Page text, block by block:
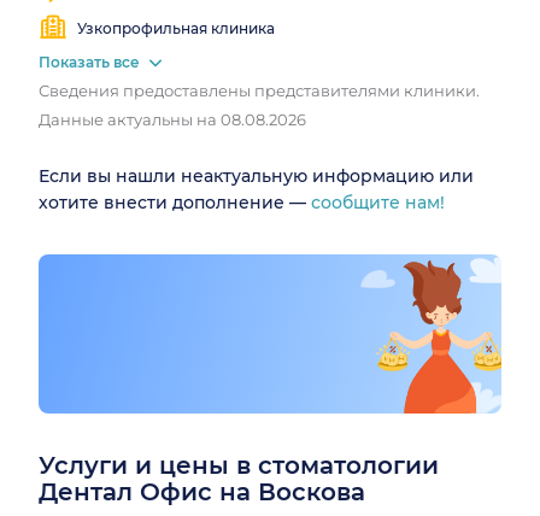
Узкопрофильная клиника
Показать все
Сведения предоставлены представителями клиники.
Данные актуальны на 08.08.2026
Если вы нашли неактуальную информацию или
хотите внести дополнение — сообщите нам!
Услуги и цены в стоматологии
Дентал Офис на Воскова